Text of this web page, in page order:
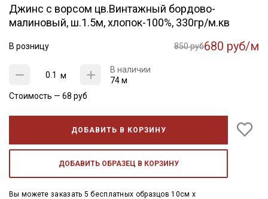
Джинс с ворсом цв.Винтажный бордово-
малиновый, ш.1.5м, хлопок-100%, 330гр/м.кв
В розницу 850 руб680 руб/м
м
В наличии
74 м
Стоимость — 68 руб
ДОБАВИТЬ В КОРЗИНУ
ДОБАВИТЬ ОБРАЗЕЦ В КОРЗИНУ
Вы можете заказать 5 бесплатных образцов 10см x